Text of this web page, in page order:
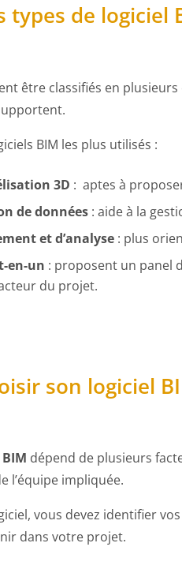
types de logiciel
être classifiés en
BIM les plus utilisés :
3D : aptes à
de données : aide à la
et d’analyse : plus
en-un : proposent un panel
du projet.
son logiciel
dépend de plusieurs
l’équipe impliquée.
vous devez identifier
dans votre projet.